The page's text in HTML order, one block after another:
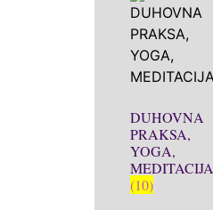
DUHOVNA
PRAKSA,
YOGA,
MEDITACIJA
(10)